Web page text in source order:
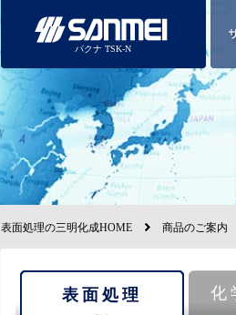
パクナ TSK-N
表面処理の三明化成HOME 商品のご案内
表面処理 化